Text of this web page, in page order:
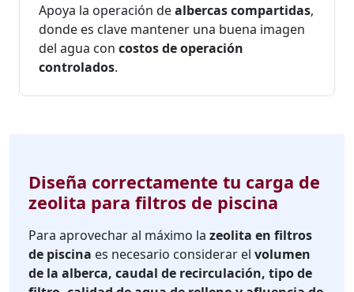
Apoya la operación dealbercas compartidas,
donde es clave mantener una buena imagen
del agua con costos de operación
controlados.
Diseña correctamente tu carga de
zeolita para filtros de piscina
Para aprovechar al máximo la zeolita en filtros
de piscina es necesario considerar el volumen
de la alberca, caudal de recirculación, tipo de